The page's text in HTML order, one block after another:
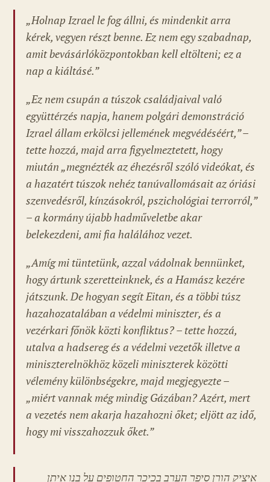
„Holnap Izrael le fog állni, és mindenkit arra
kérek, vegyen részt benne. Ez nem egy szabadnap,
amit bevásárlóközpontokban kell eltölteni; ez a
nap a kiáltásé.”
„Ez nem csupán a túszok családjaival való
együttérzés napja, hanem polgári demonstráció
Izrael állam erkölcsi jellemének megvédéséért,”–
tette hozzá, majd arra figyelmeztetett, hogy
miután „megnézték az éhezésről szóló videókat, és
a hazatért túszok nehéz tanúvallomásait az óriási
szenvedésről, kínzásokról, pszichológiai terrorról,”
– a kormány újabb hadműveletbe akar
belekezdeni, ami fia halálához vezet.
„Amíg mi tüntetünk, azzal vádolnak bennünket,
hogy ártunk szeretteinknek, és a Hamász kezére
játszunk. De hogyan segít Eitan, és a többi túsz
hazahozatalában a védelmi miniszter, és a
vezérkari főnök közti konfliktus? – tette hozzá,
utalva a hadsereg és a védelmi vezetők illetve a
miniszterelnökhöz közeli miniszterek közötti
vélemény különbségekre, majd megjegyezte –
„miért vannak még mindig Gázában? Azért, mert
a vezetés nem akarja hazahozni őket; eljött az idő,
hogy mi visszahozzuk őket.”
איציק הורן סיפר הערב בכיכר החטופים על בנו איתן